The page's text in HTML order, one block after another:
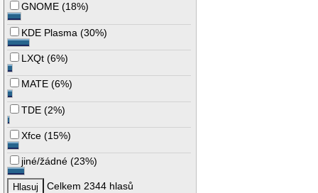
GNOME (18%)
KDE Plasma (30%)
LXQt (6%)
MATE (6%)
TDE (2%)
Xfce (15%)
jiné/žádné (23%)
Celkem 2344 hlasů